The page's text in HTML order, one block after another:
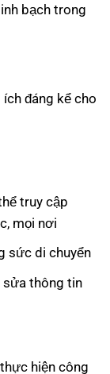
bạch trong
đáng kể cho
truy cập
mọi nơi
sức di chuyển
sửa thông tin
hiện công